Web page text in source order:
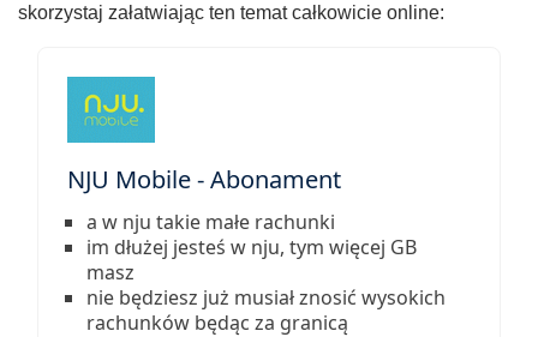
skorzystaj załatwiając ten temat całkowicie online:
NJU Mobile - Abonament
a w nju takie małe rachunki
im dłużej jesteś w nju, tym więcej GB
masz
nie będziesz już musiał znosić wysokich
rachunków będąc za granicą